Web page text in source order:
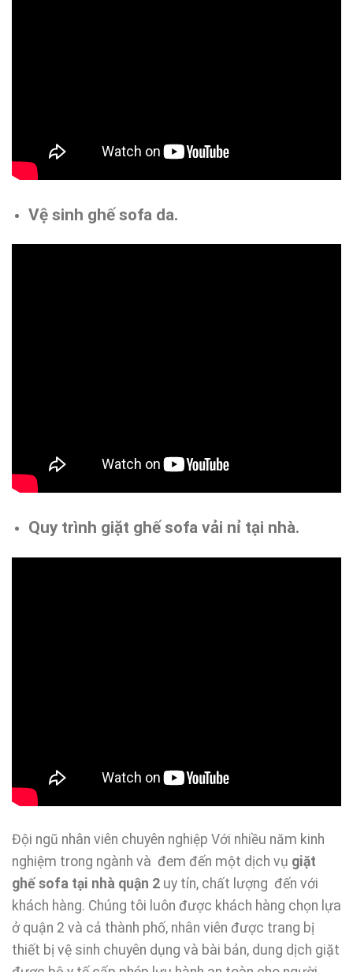
Vệ sinh ghế sofa da.
Quy trình giặt ghế sofa vải nỉ tại nhà.
Đội ngũ nhân viên chuyên nghiệp Với nhiều năm kinh
nghiệm trong ngành và đem đến một dịch vụ giặt
ghế sofa tại nhà quận 2 uy tín, chất lượng đến với
khách hàng. Chúng tôi luôn được khách hàng chọn lựa
ở quận 2 và cả thành phố, nhân viên được trang bị
thiết bị vệ sinh chuyên dụng và bài bản, dung dịch giặt